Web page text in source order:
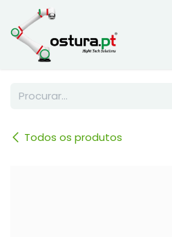
Skip to Content
Todos os produtos